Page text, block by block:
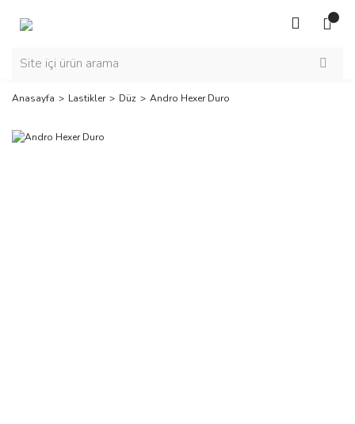
Anasayfa Lastikler Düz Andro Hexer Duro